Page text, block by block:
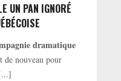
UN PAN IGNORÉ
dramatique
de nouveau pour